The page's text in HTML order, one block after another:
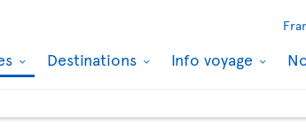
Destinations Info voyage